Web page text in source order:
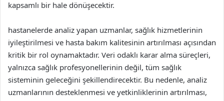
kapsamlı bir hale dönüşecektir.
hastanelerde analiz yapan uzmanlar, sağlık hizmetlerinin
iyileştirilmesi ve hasta bakım kalitesinin artırılması açısından
kritik bir rol oynamaktadır. Veri odaklı karar alma süreçleri,
yalnızca sağlık profesyonellerinin değil, tüm sağlık
sisteminin geleceğini şekillendirecektir. Bu nedenle, analiz
uzmanlarının desteklenmesi ve yetkinliklerinin artırılması,